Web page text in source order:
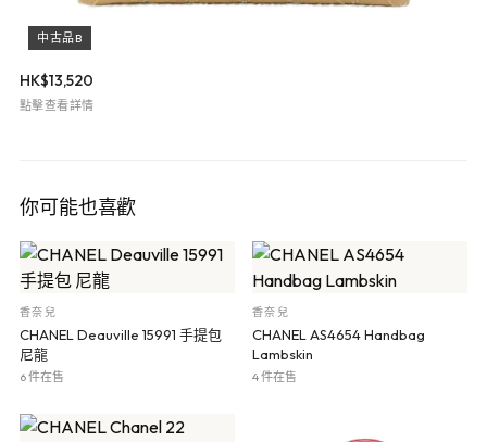
中古品B
HK$13,520
點擊查看詳情
你可能也喜歡
香奈兒
CHANEL Deauville 15991 手提包
尼龍
6 件在售
香奈兒
CHANEL AS4654 Handbag
Lambskin
4 件在售